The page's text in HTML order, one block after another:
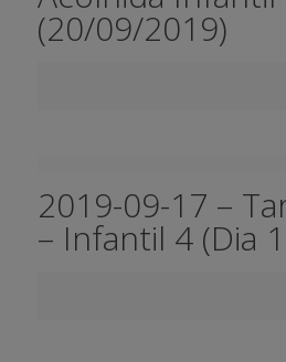
(20/09/2019)
2019-09-17 –
– Infantil 4 (Dia